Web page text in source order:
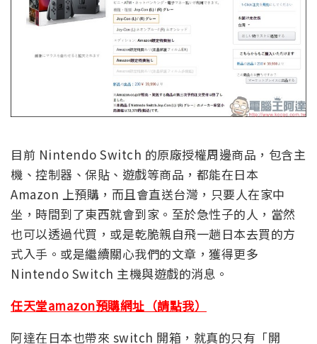
目前 Nintendo Switch 的原廠授權周邊商品，包含主
機、控制器、保貼、遊戲等商品，都能在日本
Amazon 上預購，而且會直送台灣，只要人在家中
坐，時間到了東西就會到家。至於急性子的人，當然
也可以透過代買，或是乾脆親自飛一趟日本去買的方
式入手。或是繼續關心我們的文章，獲得更多
Nintendo Switch 主機與遊戲的消息。
任天堂amazon預購網址（請點我）
阿達在日本也帶來 switch 開箱，就真的只有「開